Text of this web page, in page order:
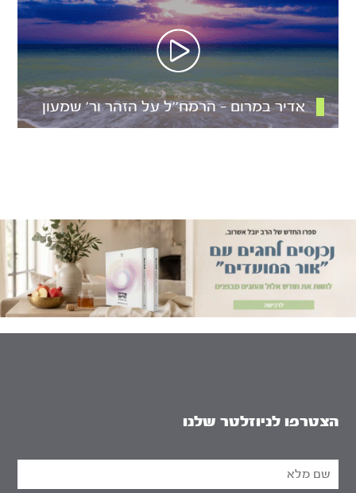
אדיר במרום – הרמח’’ל על הזהר ור’ שמעון
הצטרפו לניוזלטר שלנו